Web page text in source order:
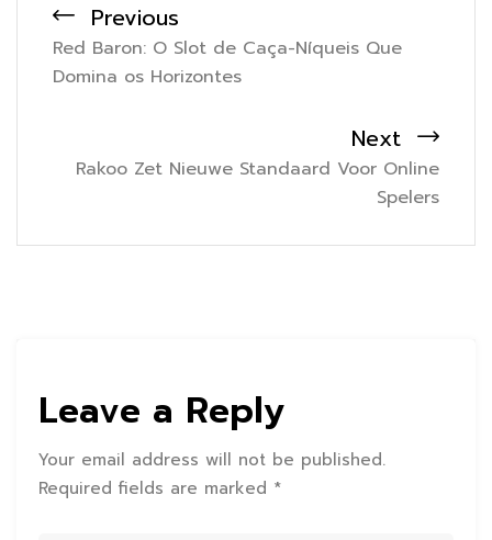
Previous
Red Baron: O Slot de Caça-Níqueis Que
Domina os Horizontes
Next
Rakoo Zet Nieuwe Standaard Voor Online
Spelers
Leave a Reply
Your email address will not be published.
Required fields are marked *